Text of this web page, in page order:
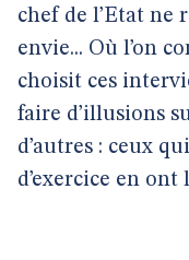
chef de l’Etat ne
envie... Où l’on
choisit ces
faire d’illusions
d’autres : ceux
d’exercice en ont